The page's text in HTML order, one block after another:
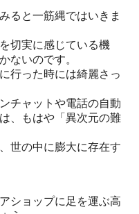
ると一筋縄ではいきま
切実に感じている機
ないのです。
行った時には綺麗さっ
チャットや電話の自動
、もはや「異次元の難
世の中に膨大に存在す
ショップに足を運ぶ高